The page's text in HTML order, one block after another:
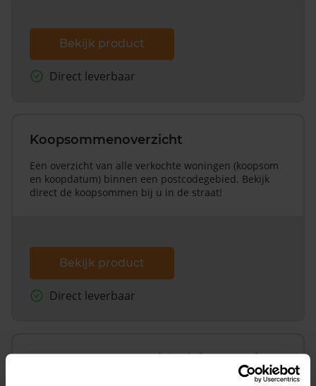
Bekijk product
Direct leverbaar
Koopsommenoverzicht
Een overzicht van alle verkochte woningen (koopsom
en koopdatum) binnen een postcodegebied. Bekijk
direct de koopsommen bij u in de straat!
Bekijk product
Direct leverbaar
Koopsommenoverzicht (1 jaar gratis